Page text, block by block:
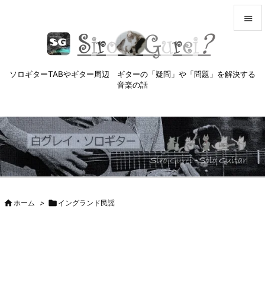
ソロギターTABやギター周辺 ギターの「疑問」や「問題」を解決する
音楽の話



次へ

検索
ホーム >  イングランド民謡